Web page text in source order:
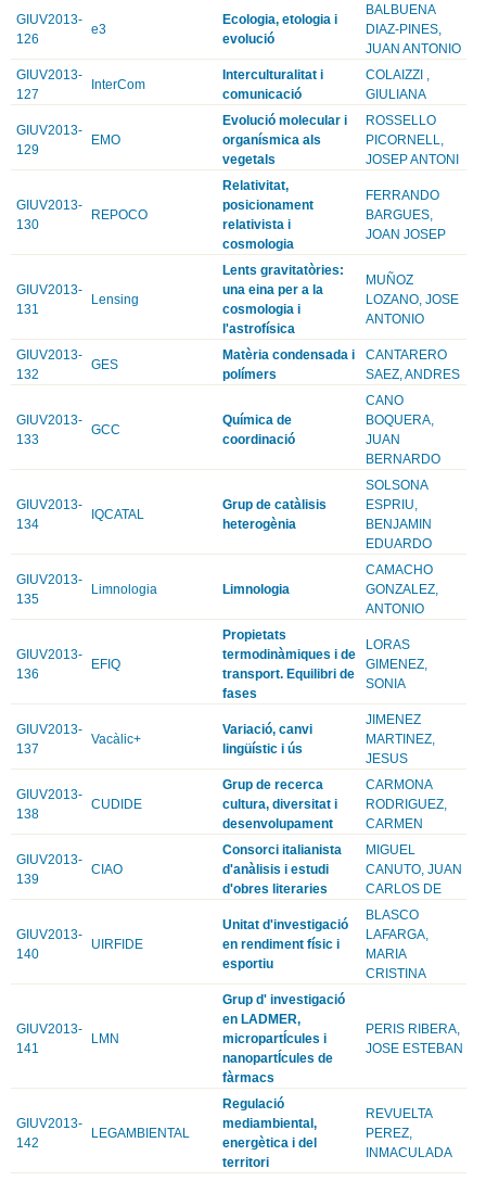
GIUV2013-
126
e3
Ecologia, etologia i
evolució
BALBUENA
DIAZ-PINES,
JUAN ANTONIO
GIUV2013-
127
InterCom
Interculturalitat i
comunicació
COLAIZZI ,
GIULIANA
GIUV2013-
129
EMO
Evolució molecular i
organísmica als
vegetals
ROSSELLO
PICORNELL,
JOSEP ANTONI
GIUV2013-
130
REPOCO
Relativitat,
posicionament
relativista i
cosmologia
FERRANDO
BARGUES,
JOAN JOSEP
GIUV2013-
131
Lensing
Lents gravitatòries:
una eina per a la
cosmologia i
l'astrofísica
MUÑOZ
LOZANO, JOSE
ANTONIO
GIUV2013-
132
GES
Matèria condensada i
polímers
CANTARERO
SAEZ, ANDRES
GIUV2013-
133
GCC
Química de
coordinació
CANO
BOQUERA,
JUAN
BERNARDO
GIUV2013-
134
IQCATAL
Grup de catàlisis
heterogènia
SOLSONA
ESPRIU,
BENJAMIN
EDUARDO
GIUV2013-
135
Limnologia Limnologia
CAMACHO
GONZALEZ,
ANTONIO
GIUV2013-
136
EFIQ
Propietats
termodinàmiques i de
transport. Equilibri de
fases
LORAS
GIMENEZ,
SONIA
GIUV2013-
137
Vacàlic+
Variació, canvi
lingüístic i ús
JIMENEZ
MARTINEZ,
JESUS
GIUV2013-
138
CUDIDE
Grup de recerca
cultura, diversitat i
desenvolupament
CARMONA
RODRIGUEZ,
CARMEN
GIUV2013-
139
CIAO
Consorci italianista
d'anàlisis i estudi
d'obres literaries
MIGUEL
CANUTO, JUAN
CARLOS DE
GIUV2013-
140
UIRFIDE
Unitat d'investigació
en rendiment físic i
esportiu
BLASCO
LAFARGA,
MARIA
CRISTINA
GIUV2013-
141
LMN
Grup d' investigació
en LADMER,
micropartÍcules i
nanopartÍcules de
fàrmacs
PERIS RIBERA,
JOSE ESTEBAN
GIUV2013-
142
LEGAMBIENTAL
Regulació
mediambiental,
energètica i del
territori
REVUELTA
PEREZ,
INMACULADA